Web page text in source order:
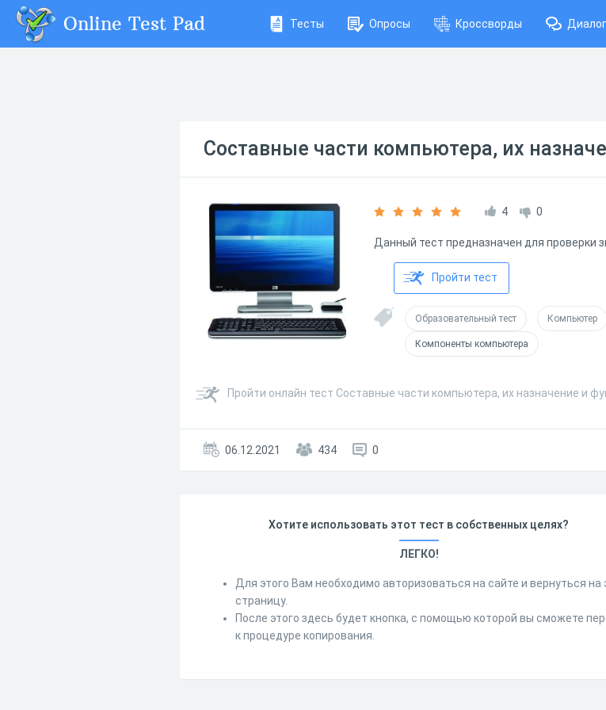
Online Test Pad Тесты Опросы Кроссворды
Составные части компьютера, их
4 0
Данный тест предназначен для проверки
Пройти тест
Образовательный тест Компьютер
Компоненты компьютера
Пройти онлайн тест Составные части компьютера, их назначение и
06.12.2021 434 0
Хотите использовать этот тест в собственных целях?
ЛЕГКО!
Для этого Вам необходимо авторизоваться на сайте и вернуться на
страницу.
После этого здесь будет кнопка, с помощью которой вы сможете
к процедуре копирования.